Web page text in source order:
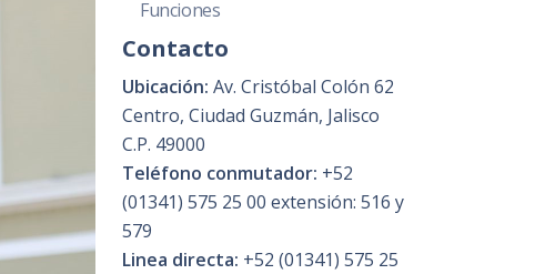
Funciones
Contacto
Ubicación: Av. Cristóbal Colón 62
Centro, Ciudad Guzmán, Jalisco
C.P. 49000
Teléfono conmutador: +52
(01341) 575 25 00 extensión: 516 y
579
Linea directa: +52 (01341) 575 25